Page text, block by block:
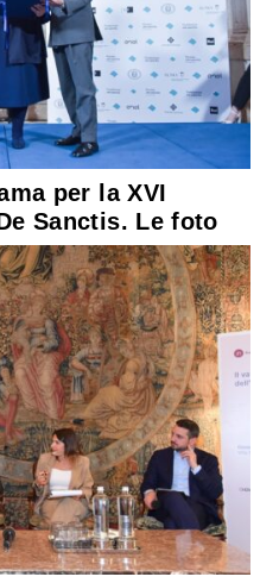
per la XVI
Sanctis. Le foto